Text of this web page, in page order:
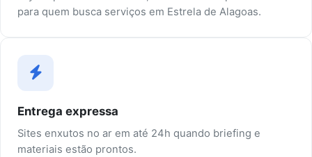
para quem busca serviços em Estrela de Alagoas.
Entrega expressa
Sites enxutos no ar em até 24h quando briefing e
materiais estão prontos.